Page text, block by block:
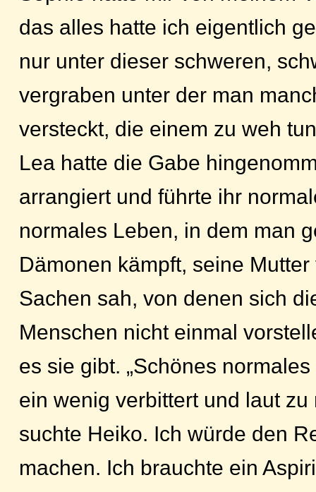
das alles hatte ich eigentlich
nur unter dieser schweren,
vergraben unter der man
versteckt, die einem zu weh
Lea hatte die Gabe
arrangiert und führte ihr
normales Leben, in dem man
Dämonen kämpft, seine
Sachen sah, von denen sich
Menschen nicht einmal
es sie gibt. „Schönes
ein wenig verbittert und laut zu
suchte Heiko. Ich würde den
machen. Ich brauchte ein